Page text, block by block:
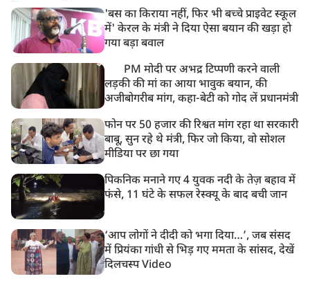
'बस का किराया नहीं, फिर भी बच्चे प्राइवेट स्कूल
में' केरल के मंत्री ने दिया ऐसा बयान की खड़ा हो
गया बड़ा बवाल
PM मोदी पर अभद्र टिप्पणी करने वाली
लड़की की मां का आया भावुक बयान, की
अजीबोगरीब मांग, कहा-बेटी को गोद लें प्रधानमंत्री
फोन पर 50 हजार की रिश्वत मांग रहा था सरकारी
बाबू, सुन रहे थे मंत्री, फिर जो किया, वो सोशल
मीडिया पर छा गया
पिकनिक मनाने गए 4 युवक नदी के तेज़ बहाव में
फंसे, 11 घंटे के सफल रेस्क्यू के बाद बची जान
‘आप लोगों ने दीदी को भगा दिया…’, जब संसद
में प्रियंका गांधी से भिड़ गए ममता के सांसद, देखें
दिलचस्प Video